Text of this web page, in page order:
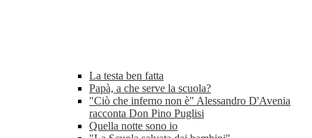
La testa ben fatta
Papà, a che serve la scuola?
"Ciò che inferno non è" Alessandro D'Avenia
racconta Don Pino Puglisi
Quella notte sono io